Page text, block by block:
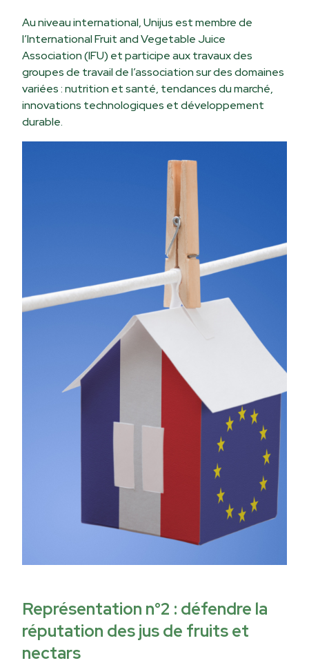
Au niveau international, Unijus est membre de
l’International Fruit and Vegetable Juice
Association (IFU) et participe aux travaux des
groupes de travail de l’association sur des domaines
variées : nutrition et santé, tendances du marché,
innovations technologiques et développement
durable.
Représentation n°2 : défendre la
réputation des jus de fruits et
nectars